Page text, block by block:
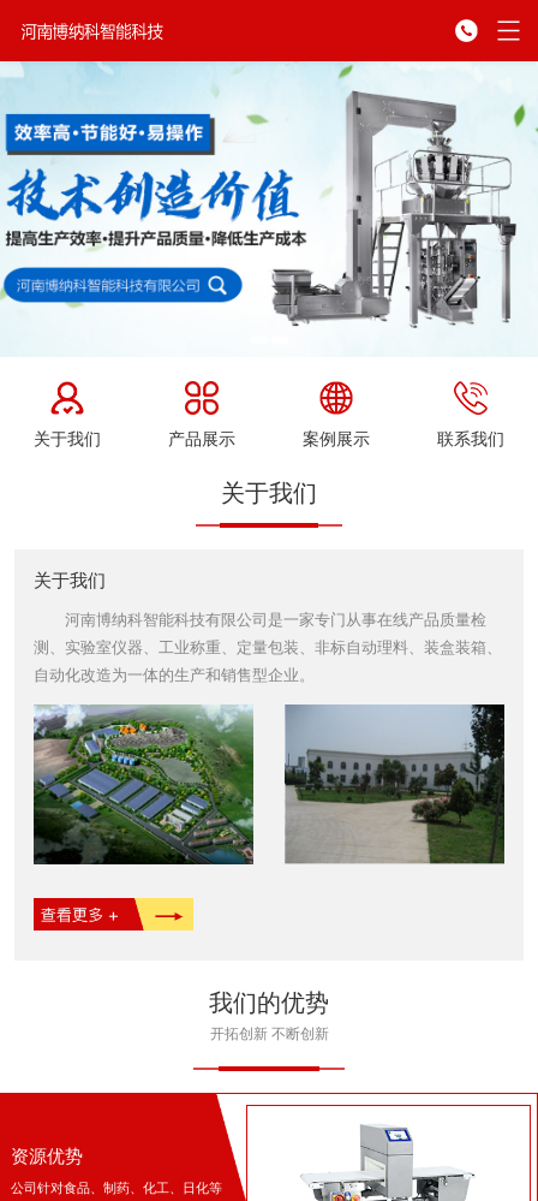
关于我们 产品展示 案例展示 联系我们
关于我们
关于我们
河南博纳科智能科技有限公司是一家专门从事在线产品质量检
测、实验室仪器、工业称重、定量包装、非标自动理料、装盒装箱、
自动化改造为一体的生产和销售型企业。
我们的优势
开拓创新 不断创新
资源优势
公司针对食品、制药、化工、日化等